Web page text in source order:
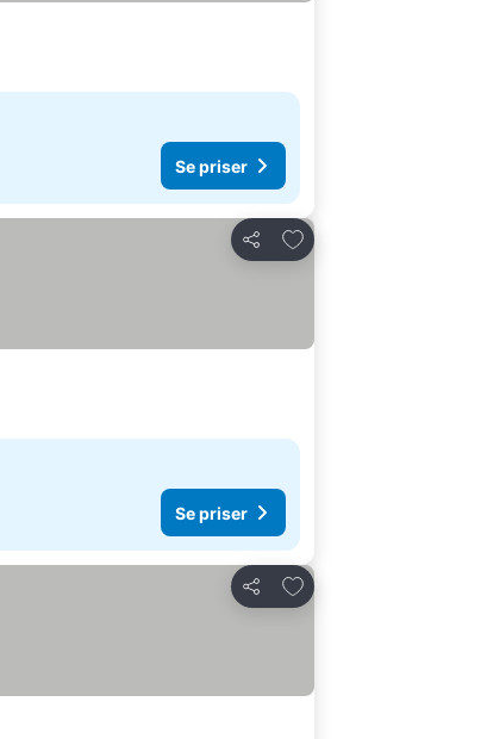
Se priser
Del
Føj til favoritter
Se priser
Del
Føj til favoritter